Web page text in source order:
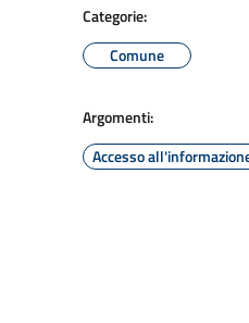
Categorie:
Comune
Argomenti:
Accesso